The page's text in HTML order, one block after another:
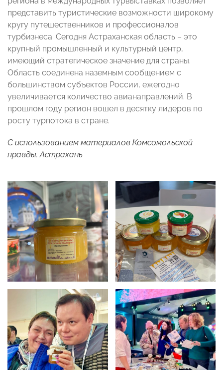
представить туристические возможности широкому
кругу путешественников и профессионалов
турбизнеса. Сегодня Астраханская область – это
крупный промышленный и культурный центр,
имеющий стратегическое значение для страны.
Область соединена наземным сообщением с
большинством субъектов России, ежегодно
увеличивается количество авианаправлений. В
прошлом году регион вошел в десятку лидеров по
росту турпотока в стране.
С использованием материалов Комсомольской
правды. Астрахань